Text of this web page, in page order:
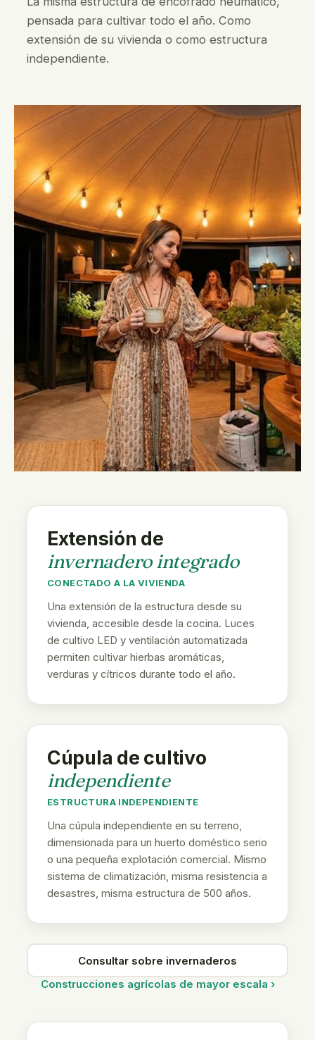
pensada para cultivar todo el año. Como
extensión de su vivienda o como estructura
independiente.
Extensión de
invernadero integrado
CONECTADO A LA VIVIENDA
Una extensión de la estructura desde su
vivienda, accesible desde la cocina. Luces
de cultivo LED y ventilación automatizada
permiten cultivar hierbas aromáticas,
verduras y cítricos durante todo el año.
Cúpula de cultivo
independiente
ESTRUCTURA INDEPENDIENTE
Una cúpula independiente en su terreno,
dimensionada para un huerto doméstico serio
o una pequeña explotación comercial. Mismo
sistema de climatización, misma resistencia a
desastres, misma estructura de 500 años.
Consultar sobre invernaderos
Construcciones agrícolas de mayor escala ›